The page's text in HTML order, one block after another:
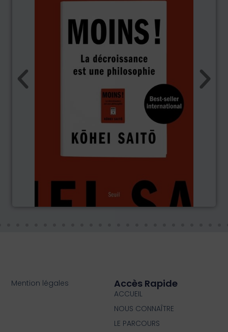
Accès Rapide
ACCUEIL
NOUS CONNAÎTRE
LE PARCOURS
Mention légales